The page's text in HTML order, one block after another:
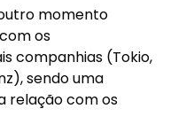
momento
os
companhias (Tokio,
sendo uma
relação com os